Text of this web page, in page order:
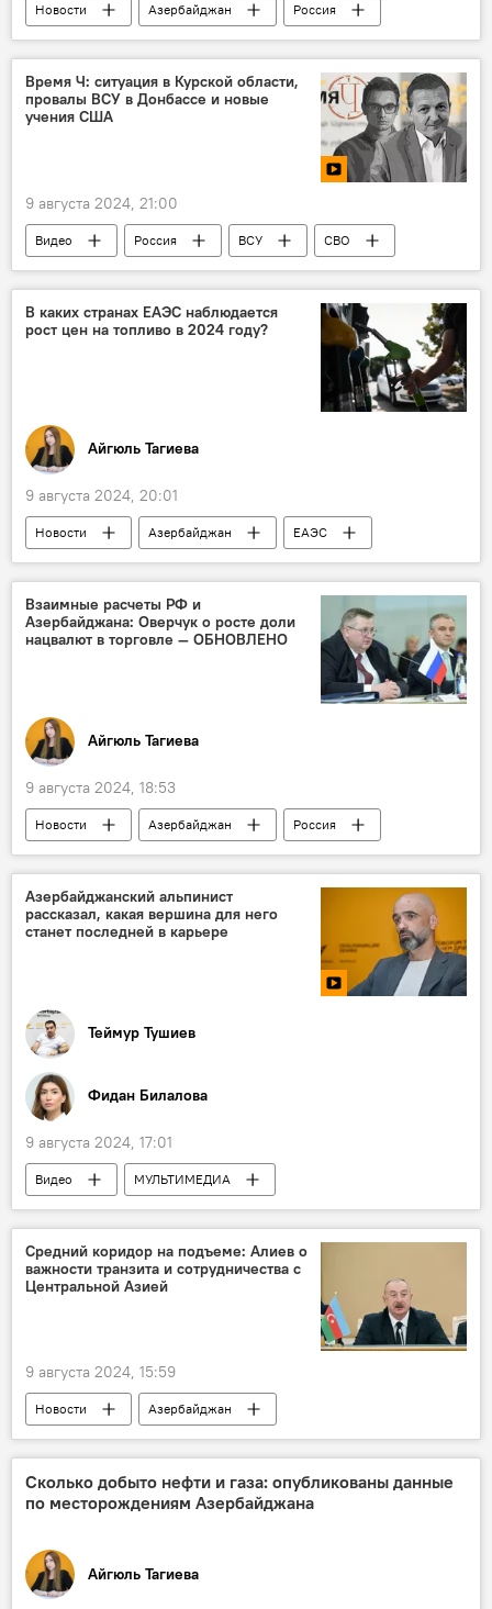
Средний коридор
Алят
судоходство
Актау
Южный Кавказ
Центральная Азия
Новости Азербайджан
Россия
Беларусь
Минск
СНГ
МВД
Борьба с терроризмом
Борьба с экстремизмом
Наркотики
Время Ч: ситуация в Курской области,
провалы ВСУ в Донбассе и новые
учения США
9 августа 2024, 21:00
Видео Россия ВСУ
СВО
Запад
Украина
США
Румыния Курская область
В каких странах ЕАЭС наблюдается
рост цен на топливо в 2024 году?
Айгюль Тагиева
9 августа 2024, 20:01
Новости Азербайджан
ЕАЭС
Россия
Беларусь
Кыргызстан
Цены
дизельное топливо
Взаимные расчеты РФ и
Азербайджана: Оверчук о росте доли
нацвалют в торговле — ОБНОВЛЕНО
Айгюль Тагиева
9 августа 2024, 18:53
Новости Азербайджан
Россия
Экономика
Шахин Мустафаев
Алексей Оверчук
Инвестиции
Коридор "Север-Юг"
Русский язык
Промышленность
Азербайджанский альпинист
рассказал, какая вершина для него
станет последней в карьере
Теймур Тушиев
Фидан Билалова
9 августа 2024, 17:01
Видео
МУЛЬТИМЕДИА
альпинист Исрафил Ашурлы
альпинизм
Азербайджан
Горы
Интервью
Средний коридор на подъеме: Алиев о
важности транзита и сотрудничества с
Центральной Азией
9 августа 2024, 15:59
Новости
Азербайджан
Центральная Азия
Средний коридор
учения
Казахстан
Кыргызстан
Узбекистан
Инвестиции
Транспорт
Президент
Сколько добыто нефти и газа: опубликованы данные
по месторождениям Азербайджана
Айгюль Тагиева